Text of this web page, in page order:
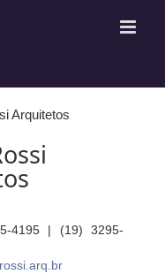
Arquitetos
4195 | (19) 3295-